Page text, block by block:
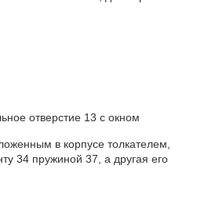
отверстие 13 с окном
в корпусе толкателем,
34 пружиной 37, а другая его